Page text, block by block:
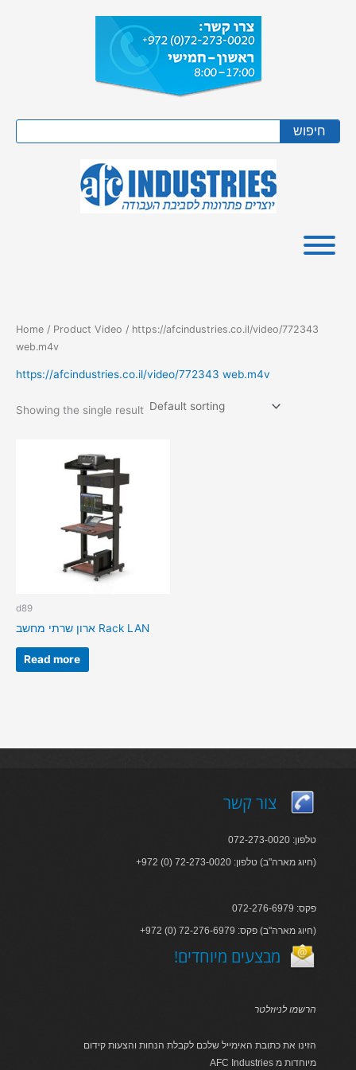
חיפוש
Home / Product Video / https://afcindustries.co.il/video/772343
web.m4v
https://afcindustries.co.il/video/772343 web.m4v
Showing the single result
d89
ארון שרתי מחשב Rack LAN
Read more
צור קשר
טלפון: 072-273-0020
+972 (0) 72-273-0020 :חיוג מארה"ב) טלפון)
פקס: 072-276-6979
+972 (0) 72-276-6979 :חיוג מארה"ב) פקס)
!מבצעים מיוחדים
הרשמו לניוזלטר
הזינו את כתובת האימייל שלכם לקבלת הנחות והצעות קידום
AFC Industries מיוחדות מ